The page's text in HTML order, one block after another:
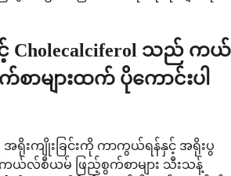
င့် Cholecalciferol သည် ကယ်
ာများထက် ပိုကောင်းပါ
ရိုးကျိုးခြင်းကို ကာကွယ်ရန်နှင့် အရိုးပွ
ယ်လ်စီယမ် ဖြည့်စွက်စာများ သီးသန့်